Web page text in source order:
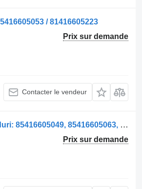
/ 81416605223
Prix sur demande
Contacter le vendeur
Pare-chocs Bara de protecție față pour camion MAN – Coduri: 85416605049, 85416605063, 85416605030
Prix sur demande